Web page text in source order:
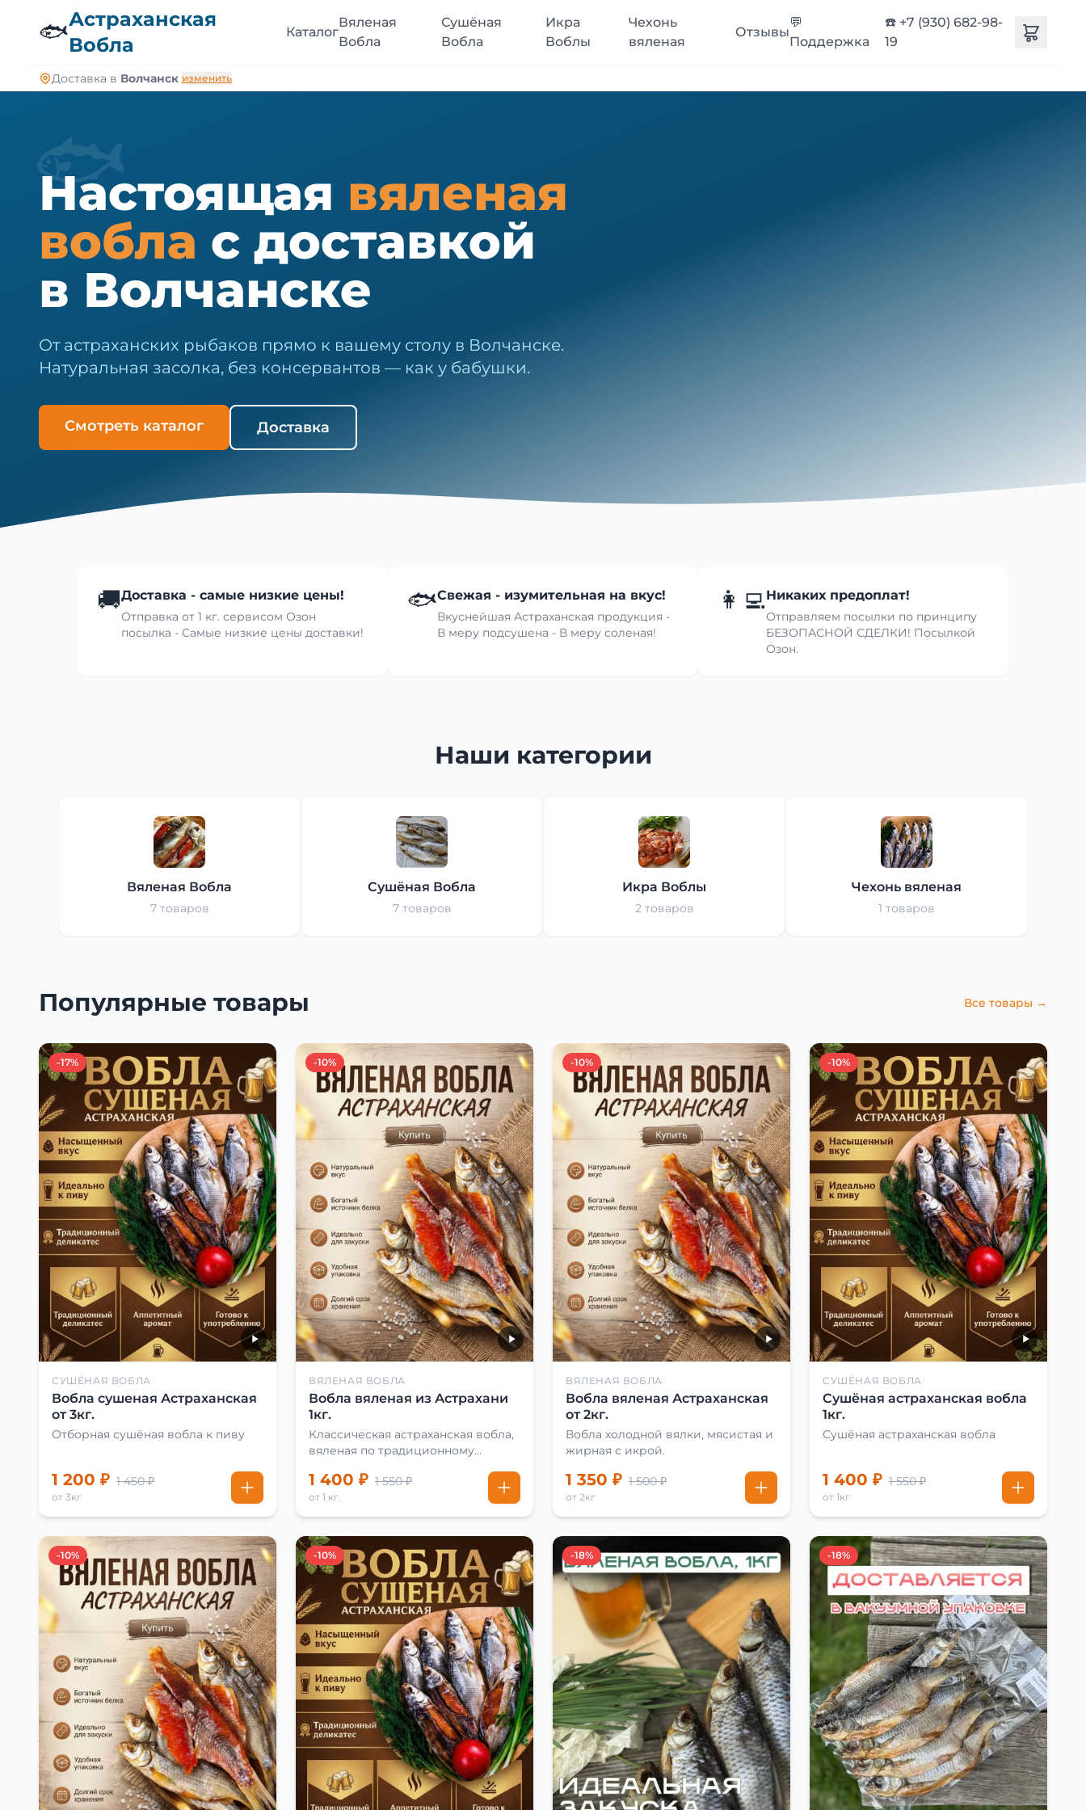
🐟Астраханская
Вобла
Каталог
Вяленая
Вобла
Сушёная
Вобла
Икра
Воблы
Чехонь
вяленая
Отзывы
💬
Поддержка
☎️ +7 (930) 682-98-
19
Доставка в Волчанск изменить
🐟
Настоящая вяленая
вобла с доставкой
в Волчанске
От астраханских рыбаков прямо к вашему столу в Волчанске.
Натуральная засолка, без консервантов — как у бабушки.
Смотреть каталог Доставка
🚚Доставка - самые низкие цены!
Отправка от 1 кг. сервисом Озон
посылка - Самые низкие цены доставки!
🐟Свежая - изумительная на вкус!
Вкуснейшая Астраханская продукция -
В меру подсушена - В меру соленая!
👩‍💻Никаких предоплат!
Отправляем посылки по принципу
БЕЗОПАСНОЙ СДЕЛКИ! Посылкой
Озон.
Наши категории
Вяленая Вобла
7 товаров
Сушёная Вобла
7 товаров
Икра Воблы
2 товаров
Чехонь вяленая
1 товаров
Популярные товары Все товары →
-17%
СУШЁНАЯ ВОБЛА
Вобла сушеная Астраханская
от 3кг.
Отборная сушёная вобла к пиву
1 200 ₽ 1 450 ₽
от 3кг
-10%
ВЯЛЕНАЯ ВОБЛА
Вобла вяленая из Астрахани
1кг.
Классическая астраханская вобла,
вяленая по традиционному
1 400 ₽ 1 550 ₽
от 1 кг.
-10%
ВЯЛЕНАЯ ВОБЛА
Вобла вяленая Астраханская
от 2кг.
Вобла холодной вялки, мясистая и
жирная с икрой.
1 350 ₽ 1 500 ₽
от 2кг
-10%
СУШЁНАЯ ВОБЛА
Сушёная астраханская вобла
1кг.
Сушёная астраханская вобла
1 400 ₽ 1 550 ₽
от 1кг
-10% -10% -18% -18%